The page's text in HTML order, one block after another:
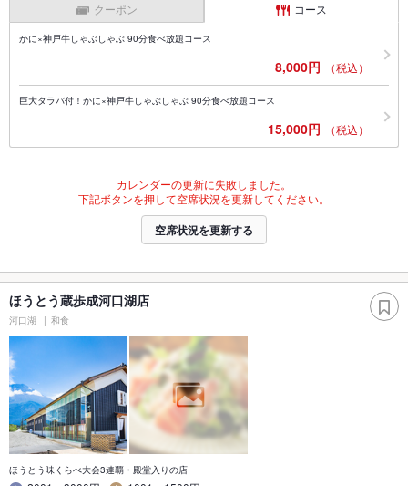
クーポン コース
かに×神戸牛しゃぶしゃぶ 90分食べ放題コース
8,000円 （税込）
巨大タラバ付！かに×神戸牛しゃぶしゃぶ 90分食べ放題コース
15,000円 （税込）
カレンダーの更新に失敗しました。
下記ボタンを押して空席状況を更新してください。
空席状況を更新する
ほうとう蔵歩成河口湖店
河口湖 和食
ほうとう味くらべ大会3連覇・殿堂入りの店